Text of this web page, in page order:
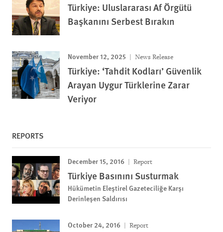
Türkiye: Uluslararası Af Örgütü
Başkanını Serbest Bırakın
November 12, 2025 News Release
Türkiye: ‘Tahdit Kodları’ Güvenlik
Arayan Uygur Türklerine Zarar
Veriyor
REPORTS
December 15, 2016 Report
Türkiye Basınını Susturmak
Hükümetin Eleştirel Gazeteciliğe Karşı
Derinleşen Saldırısı
October 24, 2016 Report